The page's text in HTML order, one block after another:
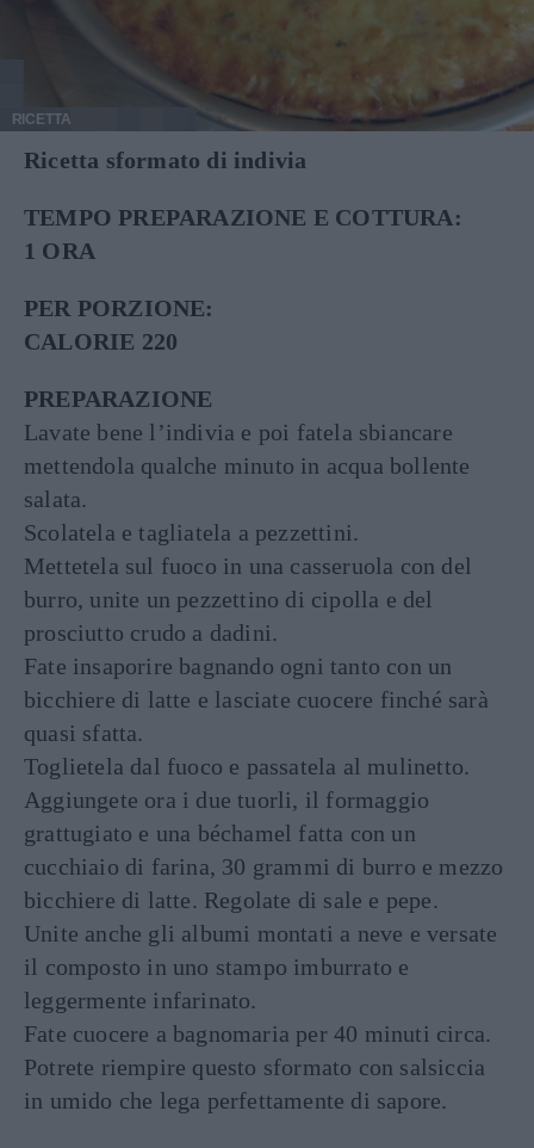
RICETTA
Ricetta sformato di indivia
TEMPO PREPARAZIONE E COTTURA:
1 ORA
PER PORZIONE:
CALORIE 220
PREPARAZIONE
Lavate bene l’indivia e poi fatela sbiancare
mettendola qualche minuto in acqua bollente
salata.
Scolatela e tagliatela a pezzettini.
Mettetela sul fuoco in una casseruola con del
burro, unite un pezzettino di cipolla e del
prosciutto crudo a dadini.
Fate insaporire bagnando ogni tanto con un
bicchiere di latte e lasciate cuocere finché sarà
quasi sfatta.
Toglietela dal fuoco e passatela al mulinetto.
Aggiungete ora i due tuorli, il formaggio
grattugiato e una béchamel fatta con un
cucchiaio di farina, 30 grammi di burro e mezzo
bicchiere di latte. Regolate di sale e pepe.
Unite anche gli albumi montati a neve e versate
il composto in uno stampo imburrato e
leggermente infarinato.
Fate cuocere a bagnomaria per 40 minuti circa.
Potrete riempire questo sformato con salsiccia
in umido che lega perfettamente di sapore.